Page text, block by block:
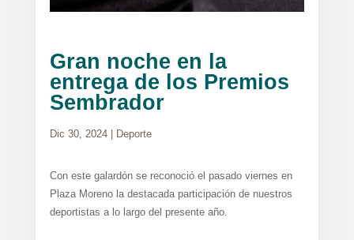
Gran noche en la
entrega de los Premios
Sembrador
Dic 30, 2024| Deporte
Con este galardón se reconoció el pasado viernes en
Plaza Moreno la destacada participación de nuestros
deportistas a lo largo del presente año.